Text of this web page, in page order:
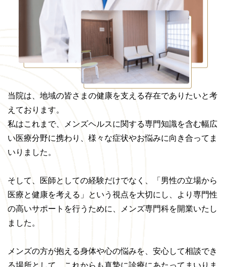
当院は、地域の皆さまの健康を支える存在でありたいと考
えております。
私はこれまで、メンズヘルスに関する専門知識を含む幅広
い医療分野に携わり、様々な症状やお悩みに向き合ってま
いりました。
そして、医師としての経験だけでなく、「男性の立場から
医療と健康を考える」という視点を大切にし、より専門性
の高いサポートを行うために、メンズ専門科を開業いたし
ました。
メンズの方が抱える身体や心の悩みを、安心して相談でき
る場所として、これからも真摯に診療にあたってまいりま